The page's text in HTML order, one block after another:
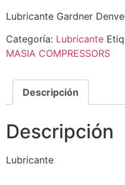
Lubricante Gardner
Categoría: Lubricante
MASIA COMPRESSORS
Descripción
Descripción
Lubricante